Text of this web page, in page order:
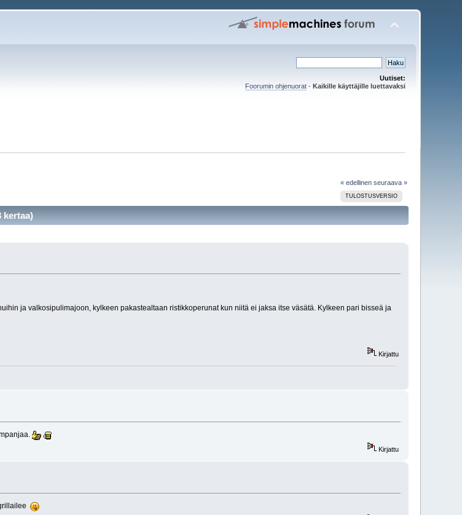
Uutiset:
Foorumin ohjenuorat- Kaikille käyttäjille luettavaksi
« edellinen seuraava »
TULOSTUSVERSIO
kertaa)
ja valkosipulimajoon, kylkeen pakastealtaan ristikkoperunat kun niitä ei jaksa itse väsätä. Kylkeen pari bisseä ja
Kirjattu
Kirjattu